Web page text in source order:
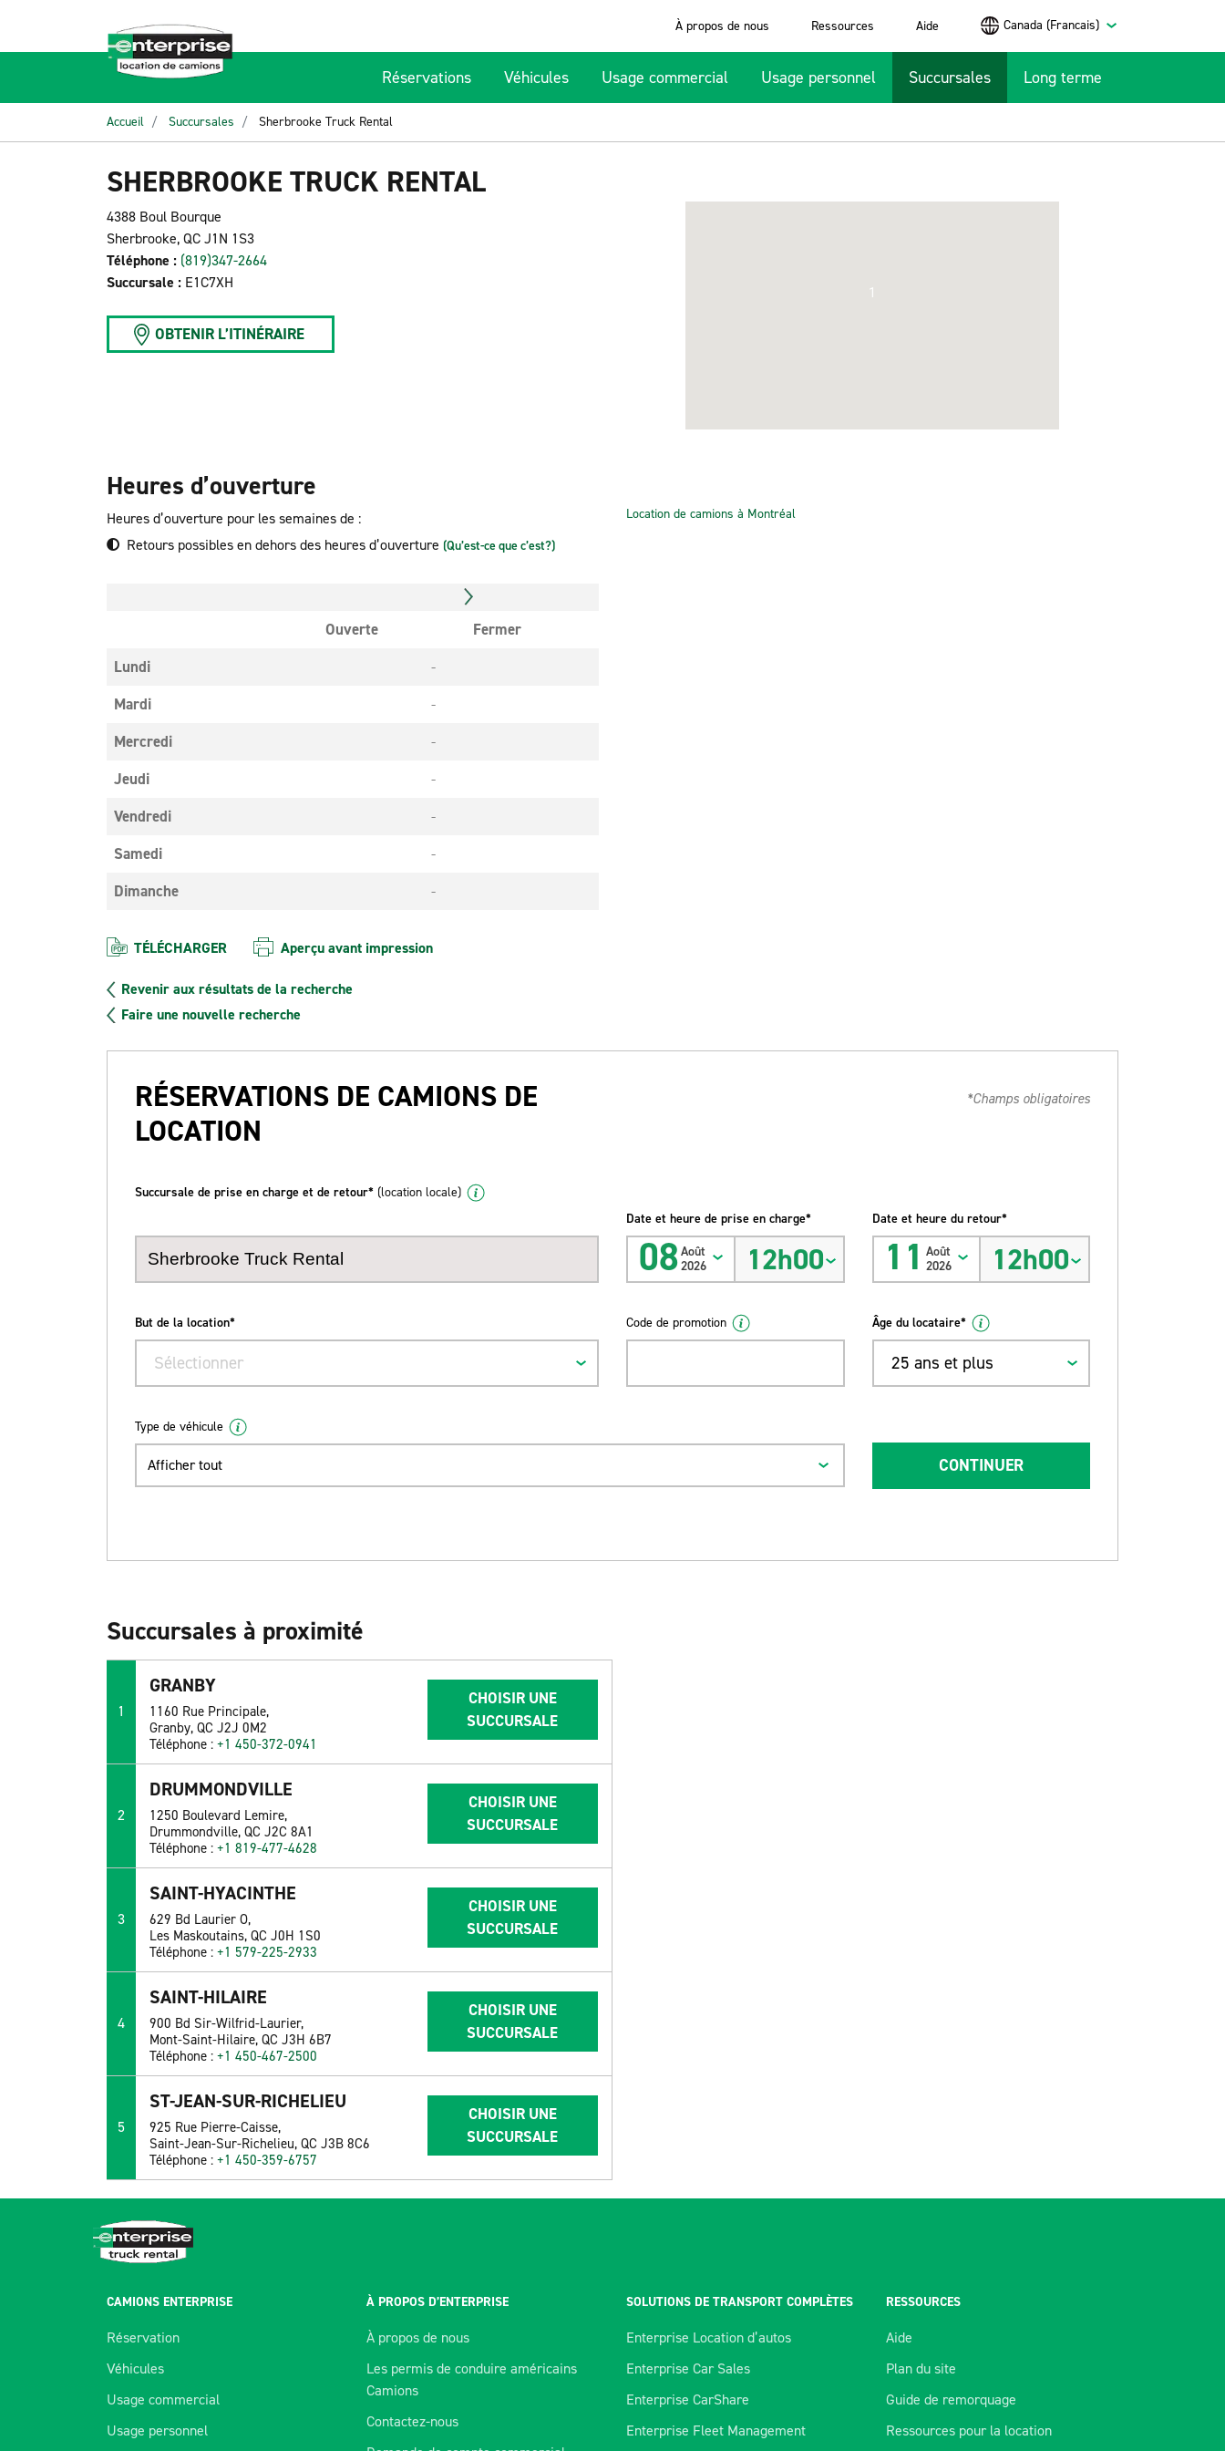
À propos de nous Ressources Aide Canada (Francais)
Réservations Véhicules Usage commercial Usage personnel Succursales Long terme
Accueil Succursales Sherbrooke Truck Rental
SHERBROOKE TRUCK RENTAL
4388 Boul Bourque
Sherbrooke, QC J1N 1S3
Téléphone : (819)347-2664
Succursale : E1C7XH
OBTENIR L’ITINÉRAIRE
1
Heures d’ouverture
Heures d’ouverture pour les semaines de :
Retours possibles en dehors des heures d’ouverture (Qu’est-ce que c’est?)
Ouverte
Fermer
Lundi
-
Mardi
-
Mercredi
-
Jeudi
-
Vendredi
-
Samedi
-
Dimanche
-
Location de camions à Montréal
TÉLÉCHARGER Aperçu avant impression
Revenir aux résultats de la recherche
Faire une nouvelle recherche
RÉSERVATIONS DE CAMIONS DE
LOCATION
*Champs obligatoires
Succursale de prise en charge et de retour* (location locale)
Date et heure de prise en charge*
08Août
2026
12h00
Date et heure du retour*
11 Août
2026
12h00
But de la location*
Sélectionner
Code de promotion Âge du locataire*
25 ans et plus
Type de véhicule
Afficher tout CONTINUER
Succursales à proximité
1
GRANBY
1160 Rue Principale,
Granby, QC J2J 0M2
Téléphone :+1 450-372-0941
CHOISIR UNE
SUCCURSALE
2
DRUMMONDVILLE
1250 Boulevard Lemire,
Drummondville, QC J2C 8A1
Téléphone :+1 819-477-4628
CHOISIR UNE
SUCCURSALE
3
SAINT-HYACINTHE
629 Bd Laurier O,
Les Maskoutains, QC J0H 1S0
Téléphone :+1 579-225-2933
CHOISIR UNE
SUCCURSALE
4
SAINT-HILAIRE
900 Bd Sir-Wilfrid-Laurier,
Mont-Saint-Hilaire, QC J3H 6B7
Téléphone :+1 450-467-2500
CHOISIR UNE
SUCCURSALE
5
ST-JEAN-SUR-RICHELIEU
925 Rue Pierre-Caisse,
Saint-Jean-Sur-Richelieu, QC J3B 8C6
Téléphone :+1 450-359-6757
CHOISIR UNE
SUCCURSALE
CAMIONS ENTERPRISE
Réservation
Véhicules
Usage commercial
Usage personnel
À PROPOS D’ENTERPRISE
À propos de nous
Les permis de conduire américains
Camions
Contactez-nous
SOLUTIONS DE TRANSPORT COMPLÈTES
Enterprise Location d’autos
Enterprise Car Sales
Enterprise CarShare
Enterprise Fleet Management
RESSOURCES
Aide
Plan du site
Guide de remorquage
Ressources pour la location